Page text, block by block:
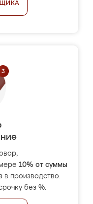
10% от суммы
в производство.
без %.